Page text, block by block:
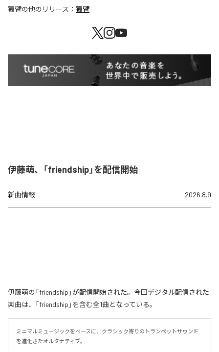
猿臂の他のリリース： 猿臂
伊藤萌、「friendship」を配信開始
新曲情報 2026.8.9
伊藤萌の「friendship」が配信開始された。今回デジタル配信された
楽曲は、「friendship」を含む全1曲となっている。
ミニマルミュージックをベースに、クラシック寄りのトランペットサウンド
を進化さたオルタナティブ。